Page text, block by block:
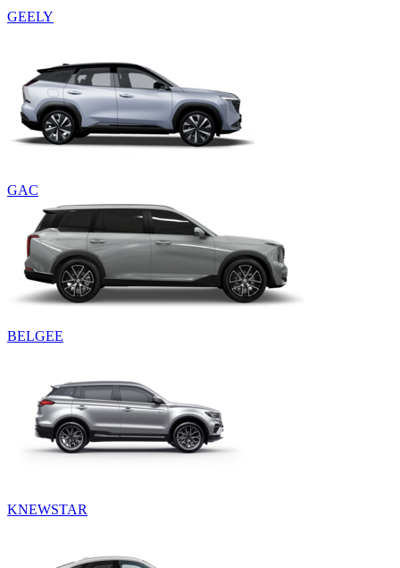
GEELY
GAC
BELGEE
KNEWSTAR